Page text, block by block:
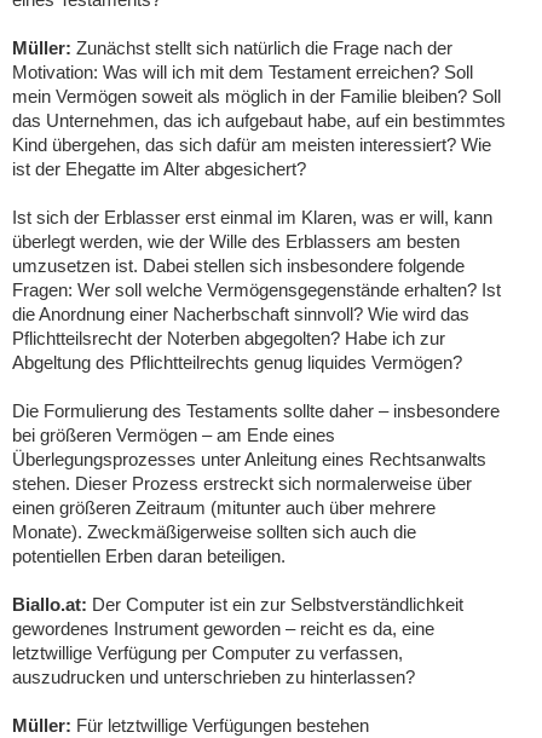
Müller: Zunächst stellt sich natürlich die Frage nach der
Motivation: Was will ich mit dem Testament erreichen? Soll
mein Vermögen soweit als möglich in der Familie bleiben? Soll
das Unternehmen, das ich aufgebaut habe, auf ein bestimmtes
Kind übergehen, das sich dafür am meisten interessiert? Wie
ist der Ehegatte im Alter abgesichert?
Ist sich der Erblasser erst einmal im Klaren, was er will, kann
überlegt werden, wie der Wille des Erblassers am besten
umzusetzen ist. Dabei stellen sich insbesondere folgende
Fragen: Wer soll welche Vermögensgegenstände erhalten? Ist
die Anordnung einer Nacherbschaft sinnvoll? Wie wird das
Pflichtteilsrecht der Noterben abgegolten? Habe ich zur
Abgeltung des Pflichtteilrechts genug liquides Vermögen?
Die Formulierung des Testaments sollte daher – insbesondere
bei größeren Vermögen – am Ende eines
Überlegungsprozesses unter Anleitung eines Rechtsanwalts
stehen. Dieser Prozess erstreckt sich normalerweise über
einen größeren Zeitraum (mitunter auch über mehrere
Monate). Zweckmäßigerweise sollten sich auch die
potentiellen Erben daran beteiligen.
Biallo.at: Der Computer ist ein zur Selbstverständlichkeit
gewordenes Instrument geworden – reicht es da, eine
letztwillige Verfügung per Computer zu verfassen,
auszudrucken und unterschrieben zu hinterlassen?
Müller: Für letztwillige Verfügungen bestehen